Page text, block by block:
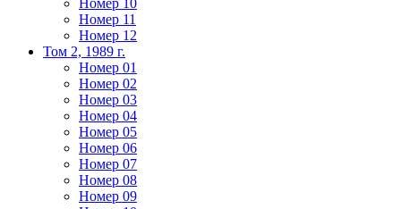
Номер 10
Номер 11
Номер 12
Том 2, 1989 г.
Номер 01
Номер 02
Номер 03
Номер 04
Номер 05
Номер 06
Номер 07
Номер 08
Номер 09